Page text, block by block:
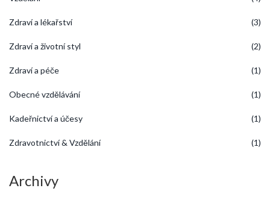
Zdraví a lékařství (3)
Zdraví a životní styl (2)
Zdraví a péče (1)
Obecné vzdělávání (1)
Kadeřnictví a účesy (1)
Zdravotnictví & Vzdělání (1)
Archivy